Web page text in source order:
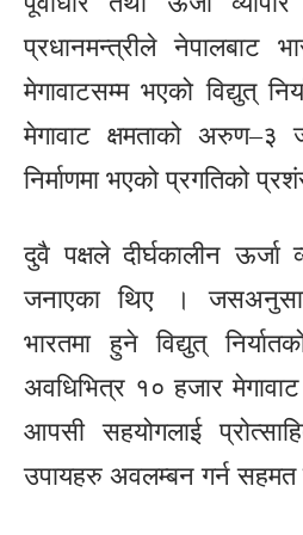
प्रधानमन्त्रीले नेपालबाट
मेगावाटसम्म भएको विद्युत्
मेगावाट क्षमताको अरुण–३
निर्माणमा भएको प्रगतिको
दुवै पक्षले दीर्घकालीन ऊर्जा
जनाएका थिए ।
भारतमा हुने विद्युत्
अवधिभित्र १० हजार
आपसी सहयोगलाई
उपायहरु अवलम्बन गर्न